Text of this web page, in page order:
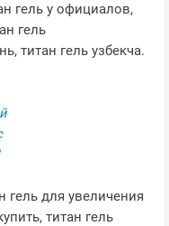
гель у официалов,
гель
титан гель узбекча.
гель для увеличения
титан гель